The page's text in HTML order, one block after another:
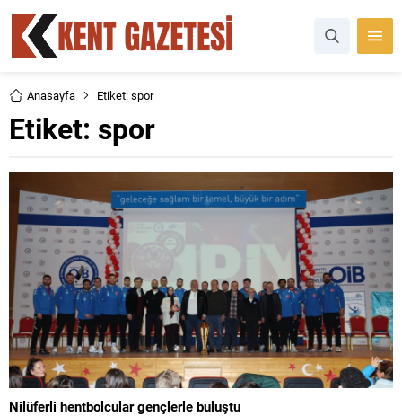
Anasayfa Etiket: spor
Etiket: spor
Nilüferli hentbolcular gençlerle buluştu